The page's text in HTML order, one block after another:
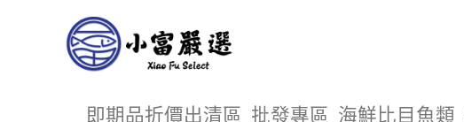
即期品折價出清區 批發專區 海鮮比目魚類